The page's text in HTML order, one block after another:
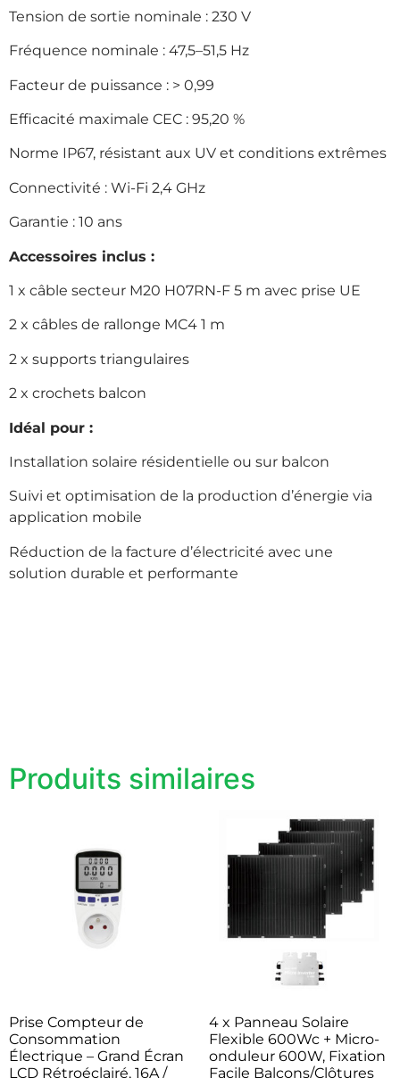
Tension de sortie nominale : 230 V
Fréquence nominale : 47,5–51,5 Hz
Facteur de puissance : > 0,99
Efficacité maximale CEC : 95,20 %
Norme IP67, résistant aux UV et conditions extrêmes
Connectivité : Wi-Fi 2,4 GHz
Garantie : 10 ans
Accessoires inclus :
1 x câble secteur M20 H07RN-F 5 m avec prise UE
2 x câbles de rallonge MC4 1 m
2 x supports triangulaires
2 x crochets balcon
Idéal pour :
Installation solaire résidentielle ou sur balcon
Suivi et optimisation de la production d’énergie via
application mobile
Réduction de la facture d’électricité avec une
solution durable et performante
Produits similaires
Prise Compteur de
Consommation
Électrique – Grand Écran
LCD Rétroéclairé, 16A /
4 x Panneau Solaire
Flexible 600Wc + Micro-
onduleur 600W, Fixation
Facile Balcons/Clôtures